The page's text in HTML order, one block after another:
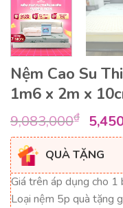
Nệm Cao Su
1m6 x 2m x
9,083,000₫ Giá
gốc
là:
QUÀ TẶNG
Giá trên áp dụng cho 1
Loại nệm 5p quà tặng